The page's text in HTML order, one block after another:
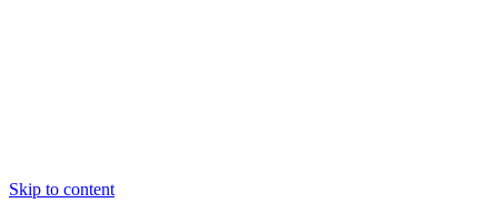
Skip to content